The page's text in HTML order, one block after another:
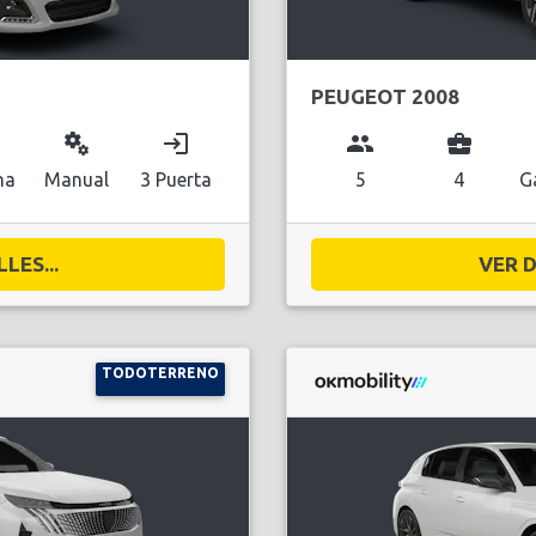
miscellaneous_services
Manual
login
3 Puerta
PEUGEOT 2008
group
5
business_center
4
VER
TODOTERRENO